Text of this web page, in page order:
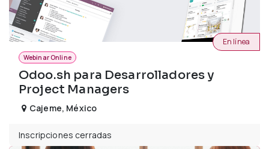
Webinar Online
Odoo.sh para Desarrolladores y
Project Managers
En línea
Cajeme, México
Inscripciones cerradas